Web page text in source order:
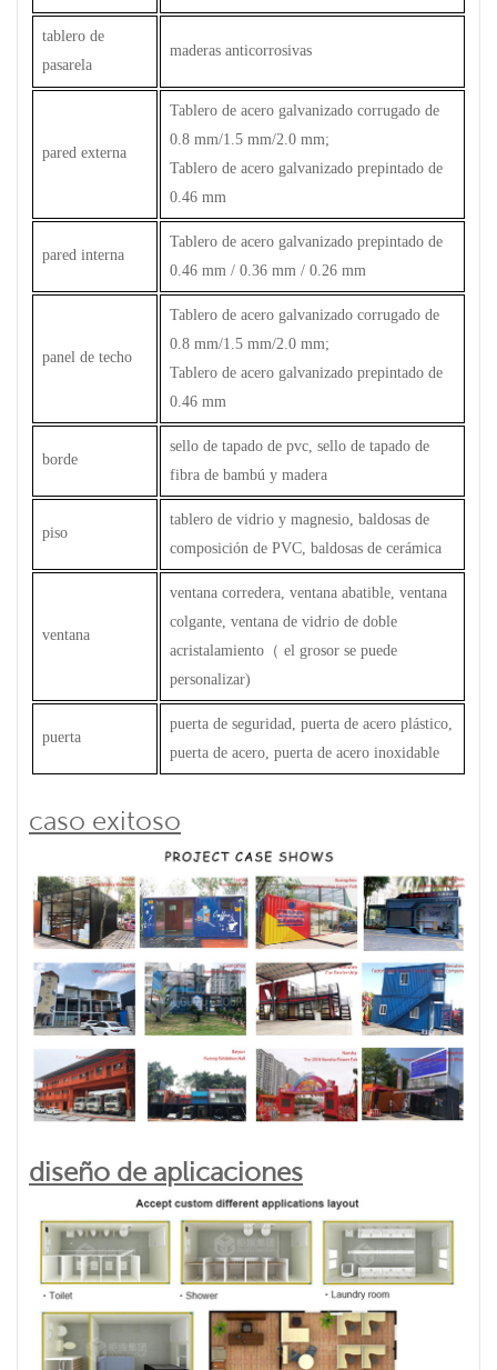
tablero de
pasarela
maderas anticorrosivas
pared externa
Tablero de acero galvanizado corrugado de
0.8 mm/1.5 mm/2.0 mm;
Tablero de acero galvanizado prepintado de
0.46 mm
pared interna
Tablero de acero galvanizado prepintado de
0.46 mm / 0.36 mm / 0.26 mm
panel de techo
Tablero de acero galvanizado corrugado de
0.8 mm/1.5 mm/2.0 mm;
Tablero de acero galvanizado prepintado de
0.46 mm
borde
sello de tapado de pvc, sello de tapado de
fibra de bambú y madera
piso
tablero de vidrio y magnesio, baldosas de
composición de PVC, baldosas de cerámica
ventana
ventana corredera, ventana abatible, ventana
colgante, ventana de vidrio de doble
acristalamiento （ el grosor se puede
personalizar)
puerta
puerta de seguridad, puerta de acero plástico,
puerta de acero, puerta de acero inoxidable
caso exitoso
diseño de aplicaciones